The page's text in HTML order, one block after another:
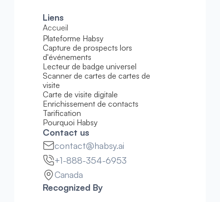
Liens
Accueil
Plateforme Habsy
Capture de prospects lors
d'événements
Lecteur de badge universel
Scanner de cartes de cartes de
visite
Carte de visite digitale
Enrichissement de contacts
Tarification
Pourquoi Habsy
Contact us
contact@habsy.ai
+1-888-354-6953
Canada
Recognized By